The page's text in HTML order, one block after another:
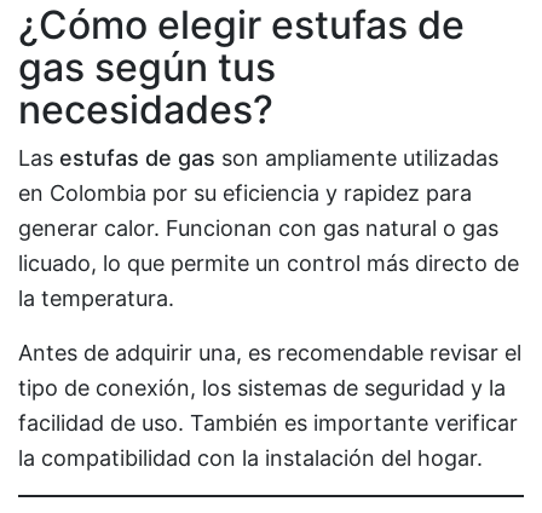
¿Cómo elegir estufas de
gas según tus
necesidades?
Las estufas de gas son ampliamente utilizadas
en Colombia por su eficiencia y rapidez para
generar calor. Funcionan con gas natural o gas
licuado, lo que permite un control más directo de
la temperatura.
Antes de adquirir una, es recomendable revisar el
tipo de conexión, los sistemas de seguridad y la
facilidad de uso. También es importante verificar
la compatibilidad con la instalación del hogar.